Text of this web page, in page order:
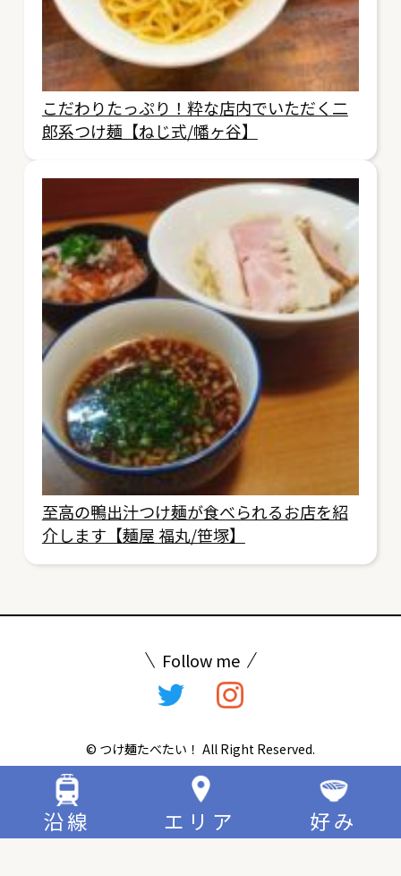
沿線 エリア 好み
こだわりたっぷり！粋な店内でいただく二
郎系つけ麺【ねじ式/幡ヶ谷】
至高の鴨出汁つけ麺が食べられるお店を紹
介します【麺屋 福丸/笹塚】
Follow me
© つけ麺たべたい！ All Right Reserved.